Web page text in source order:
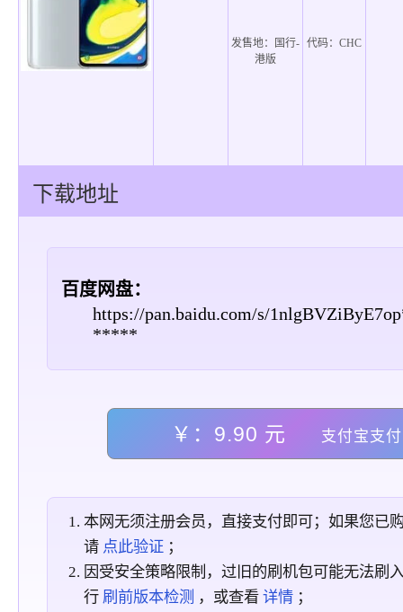
发售地：
国行-
港版
代码： CHC
下载地址
百度网盘：
https://pan.baidu.com/s/
*****
￥：9.90 元 支付宝支付
本网无须注册会员，直接支付即可；如果您已
请 点此验证 ；
因受安全策略限制，过旧的刷机包可能无法刷
行 刷前版本检测 ，或查看详情 ；